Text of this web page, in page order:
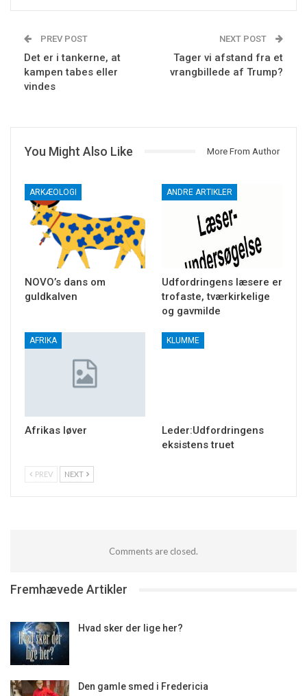
PREV POST
Det er i tankerne, at
kampen tabes eller
vindes
NEXT POST
Tager vi afstand fra et
vrangbillede af Trump?
You Might Also Like More From Author
ARKÆOLOGI
NOVO’s dans om
guldkalven
ANDRE ARTIKLER
Udfordringens læsere er
trofaste, tværkirkelige
og gavmilde
AFRIKA
Afrikas løver
KLUMME
Leder:Udfordringens
eksistens truet
PREV NEXT
Comments are closed.
Fremhævede Artikler
Hvad sker der lige her?
Den gamle smed i Fredericia